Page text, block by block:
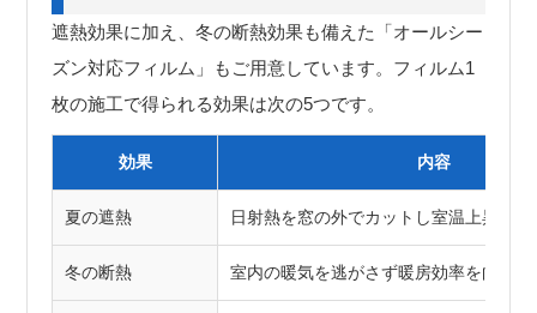
遮熱効果に加え、冬の断熱効果も備えた「オールシー
ズン対応フィルム」もご用意しています。フィルム1
枚の施工で得られる効果は次の5つです。
効果 内容
夏の遮熱 日射熱を窓の外でカットし室温上昇を抑
冬の断熱 室内の暖気を逃がさず暖房効率を向上